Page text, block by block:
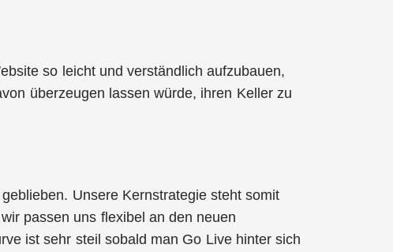
so leicht und verständlich aufzubauen,
überzeugen lassen würde, ihren Keller zu
Unsere Kernstrategie steht somit
passen uns flexibel an den neuen
ist sehr steil sobald man Go Live hinter sich